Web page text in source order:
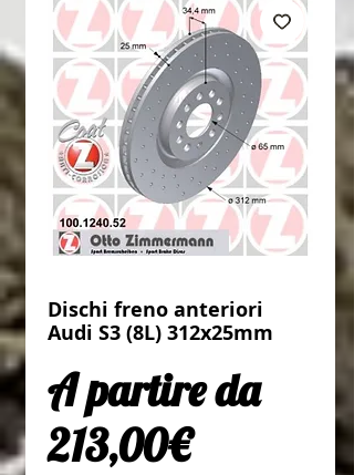
Dischi freno anteriori
Audi S3 (8L) 312x25mm
A partire da
213,00€Prezzo